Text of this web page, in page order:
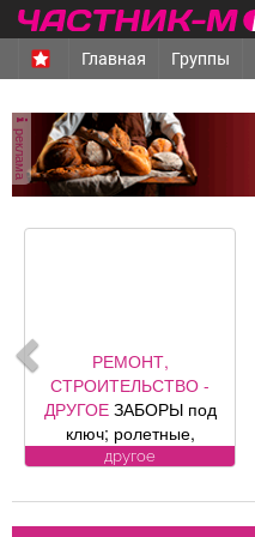
Главная Группы
реклама
СТРОИТЕЛЬНЫЕ,
ОТДЕЛОЧНЫЕ
МАТЕРИАЛЫ - ПРОДАМ
ЧЕРНОЗЕМ, щебень,
песок, уголь, торф,
другие под заказ,
возможна доставка.
продам